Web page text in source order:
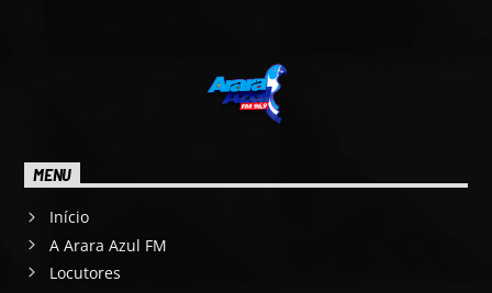
MENU
Início
A Arara Azul FM
Locutores